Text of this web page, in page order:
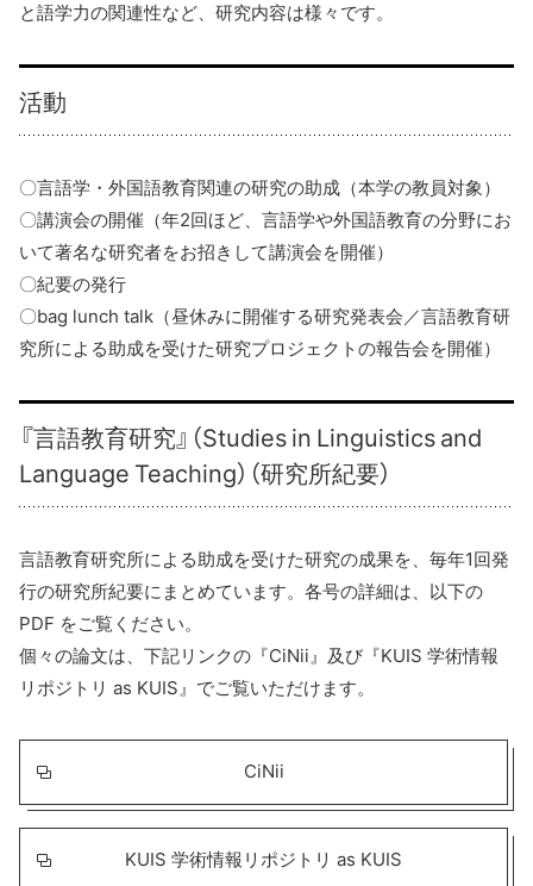
と語学力の関連性など、研究内容は様々です。
活動
〇言語学・外国語教育関連の研究の助成（本学の教員対象）
〇講演会の開催（年2回ほど、言語学や外国語教育の分野にお
いて著名な研究者をお招きして講演会を開催）
〇紀要の発行
〇bag lunch talk（昼休みに開催する研究発表会／言語教育研
究所による助成を受けた研究プロジェクトの報告会を開催）
『言語教育研究』（Studies in Linguistics and
Language Teaching）（研究所紀要）
言語教育研究所による助成を受けた研究の成果を、毎年1回発
行の研究所紀要にまとめています。各号の詳細は、以下の
PDF をご覧ください。
個々の論文は、下記リンクの『CiNii』及び『KUIS 学術情報
リポジトリ as KUIS』でご覧いただけます。
CiNii
KUIS 学術情報リポジトリ as KUIS